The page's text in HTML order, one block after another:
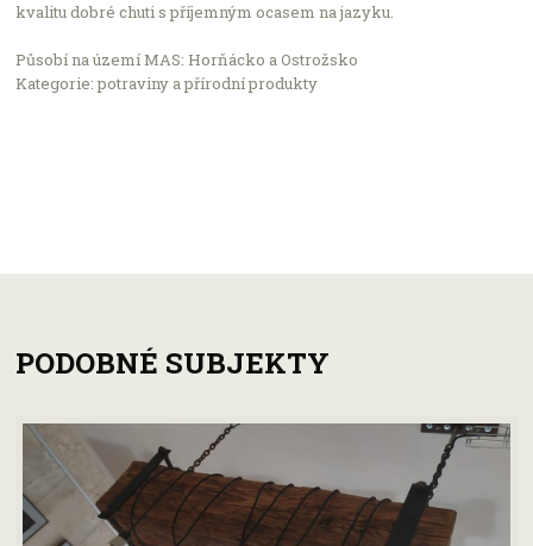
kvalitu dobré chuti s příjemným ocasem na jazyku.
Působí na území MAS: Horňácko a Ostrožsko
Kategorie: potraviny a přírodní produkty
PODOBNÉ SUBJEKTY